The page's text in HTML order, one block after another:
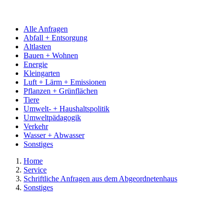
Alle Anfragen
Abfall + Entsorgung
Altlasten
Bauen + Wohnen
Energie
Kleingarten
Luft + Lärm + Emissionen
Pflanzen + Grünflächen
Tiere
Umwelt- + Haushaltspolitik
Umweltpädagogik
Verkehr
Wasser + Abwasser
Sonstiges
Home
Service
Schriftliche Anfragen aus dem Abgeordnetenhaus
Sonstiges